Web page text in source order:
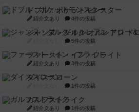
ドブル：ポケットモンスター
紹介文あり 4件の投稿
ジャンヌ・ダルク-オルレアン ド
5件の投稿
ファースト・イン・フライト
紹介文あり 3件の投稿
ダイススローン
1件の投稿
ガルフストライク
紹介文あり 1件の投稿